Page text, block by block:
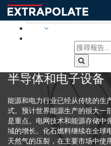
半导体和电子设备
能源和电力行业已经从传统的生
式。预计世界能源生产的很大一
是重点。电网技术和能源存储中
域的增长。化石燃料继续在全球
天然气的压裂，在主要市场中使